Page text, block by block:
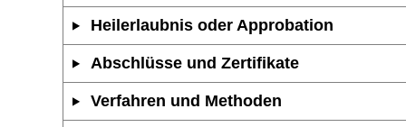
Heilerlaubnis oder Approbation
Abschlüsse und Zertifikate
Verfahren und Methoden